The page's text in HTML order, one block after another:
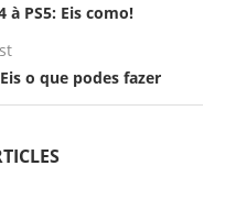
à PS5: Eis como!
o que podes fazer